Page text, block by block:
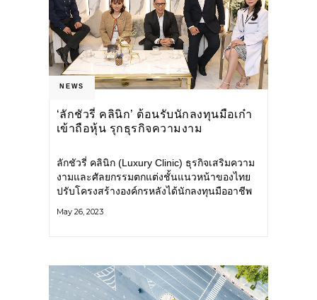
NEWS
‘ลักชัวรี่ คลินิก’ ต้อนรับนักลงทุนมือเก๋า
เข้าถือหุ้น รุกธุรกิจความงาม
ลักชัวรี่ คลินิก (Luxury Clinic) ธุรกิจเสริมความ
งามและศัลยกรรมตกแต่งชั้นแนวหน้าของไทย
ปรับโครงสร้างองค์กรหลังได้นักลงทุนมืออาชีพ
เวลเนสเติบโตทั่วโลก เตรียมยกระดับธุรกิจสู่การ
ดียิ่งขึ้น เพื่อสนับสนุนแผนขยายธุรกิจสร้างการ
เติบโตต่อเนื่อง นางสาวพันธิวา พงษ์ศักดิ์ศิลป์
May 26, 2023